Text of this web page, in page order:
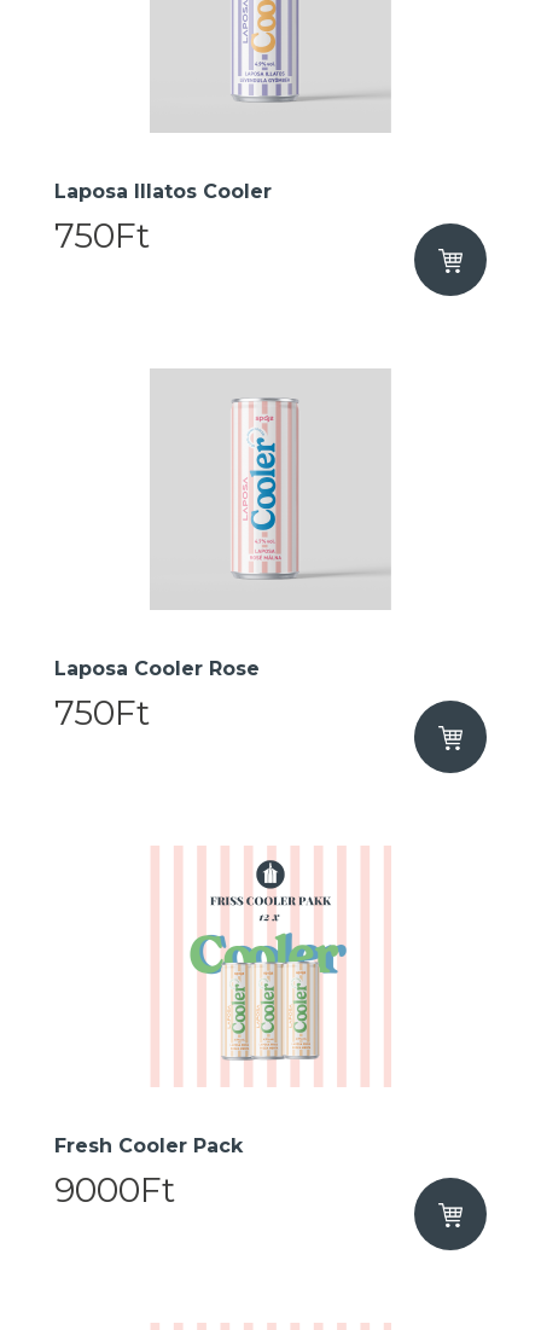
Laposa Illatos Cooler
750Ft
Laposa Cooler Rose
750Ft
Fresh Cooler Pack
9000Ft